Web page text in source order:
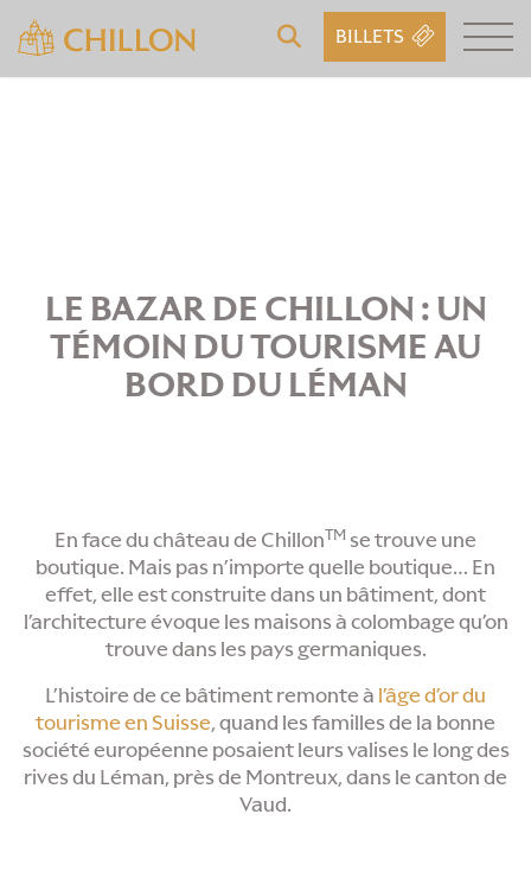
BILLETS
LE BAZAR DE CHILLON : UN
TÉMOIN DU TOURISME AU
BORD DU LÉMAN
En face du château de ChillonTM se trouve une
boutique. Mais pas n’importe quelle boutique… En
effet, elle est construite dans un bâtiment, dont
l’architecture évoque les maisons à colombage qu’on
trouve dans les pays germaniques.
L’histoire de ce bâtiment remonte à l’âge d’or du
tourisme en Suisse, quand les familles de la bonne
société européenne posaient leurs valises le long des
rives du Léman, près de Montreux, dans le canton de
Vaud.